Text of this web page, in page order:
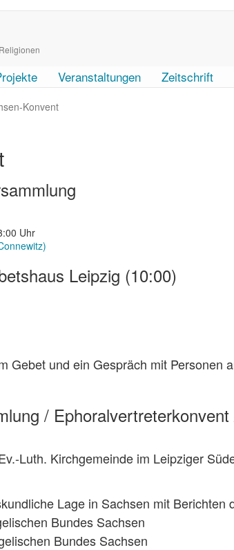
Veranstaltungen Zeitschrift
Konvent
Uhr
Leipzig (10:00)
Gebet und ein Gespräch mit Personen
/
Luth. Kirchgemeinde im Leipziger
Lage in Sachsen mit Berichten
Bundes Sachsen
Bundes Sachsen